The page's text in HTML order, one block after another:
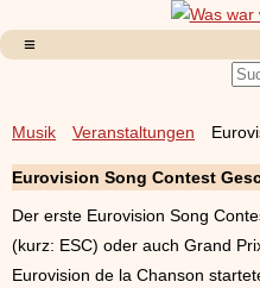
Musik Veranstaltungen
Eurovision Song Contest
Der erste Eurovision Song
(kurz: ESC) oder auch Grand
Eurovision de la Chanson